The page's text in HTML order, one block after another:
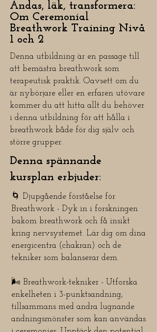
Andas, läk, transformera:
Om Ceremonial
Breathwork Training Nivå
1 och 2
Denna utbildning är en passage till
att bemästra breathwork som
terapeutisk praktik. Oavsett om du
är nybörjare eller en erfaren utövare
kommer du att hitta allt du behöver
i denna utbildning för att hålla i
breathwork både för dig själv och
större grupper.
Denna spännande
kursplan erbjuder:
🌀 Djupgående förståelse för
Breathwork - Dyk in i forskningen
bakom breathwork och få insikt
kring nervsystemet. Lär dig om dina
energicentra (chakran) och de
tekniker som balanserar dem.
🌬️ Breathwork-tekniker - Utforska
enkelheten i 3-punktsandning,
tillsammans med andra lugnande
andningsmönster som kan användas